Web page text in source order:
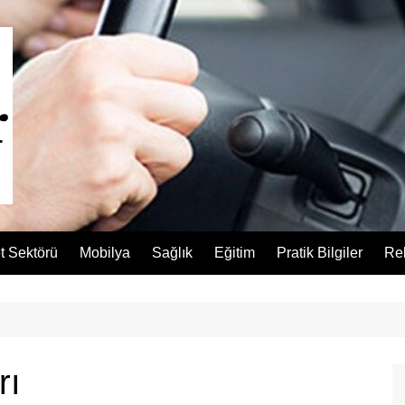
Sektörü Mobilya Sağlık Eğitim Pratik Bilgiler